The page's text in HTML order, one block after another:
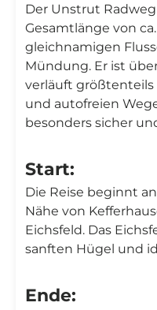
Der Unstrut
Gesamtlänge von
gleichnamigen
Mündung. Er ist
verläuft größtenteils
und autofreien
besonders sicher
Start:
Die Reise beginnt
Nähe von
Eichsfeld. Das
sanften Hügel und
Ende: